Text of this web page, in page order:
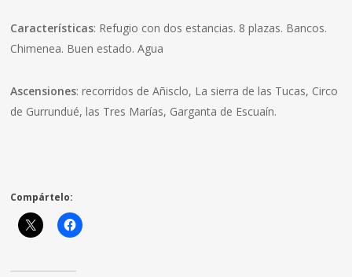
Características: Refugio con dos estancias. 8 plazas. Bancos.
Chimenea. Buen estado. Agua
Ascensiones: recorridos de Añisclo, La sierra de las Tucas, Circo
de Gurrundué, las Tres Marías, Garganta de Escuaín.
Compártelo: